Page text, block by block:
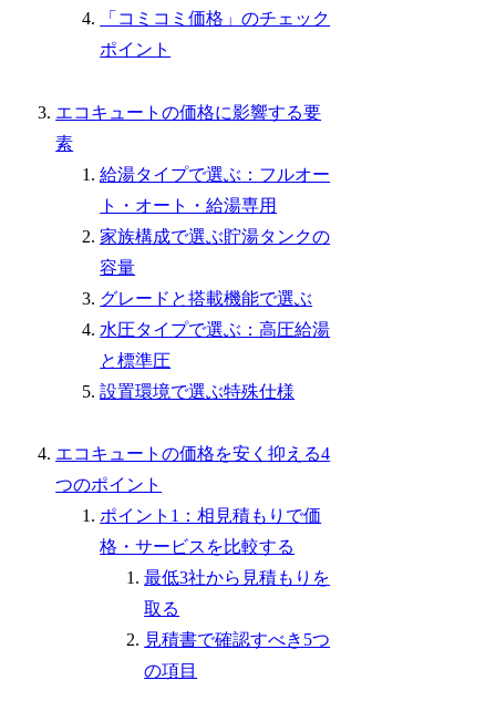
「コミコミ価格」のチェック
ポイント
エコキュートの価格に影響する要
素
給湯タイプで選ぶ：フルオー
ト・オート・給湯専用
家族構成で選ぶ貯湯タンクの
容量
グレードと搭載機能で選ぶ
水圧タイプで選ぶ：高圧給湯
と標準圧
設置環境で選ぶ特殊仕様
エコキュートの価格を安く抑える4
つのポイント
ポイント1：相見積もりで価
格・サービスを比較する
最低3社から見積もりを
取る
見積書で確認すべき5つ
の項目